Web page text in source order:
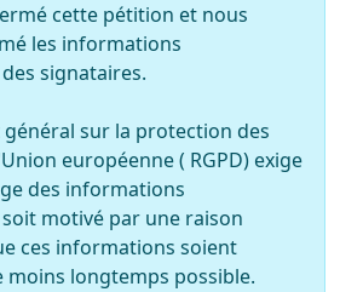
cette pétition et nous
les informations
signataires.
sur la protection des
européenne ( RGPD) exige
des informations
motivé par une raison
ces informations soient
moins longtemps possible.